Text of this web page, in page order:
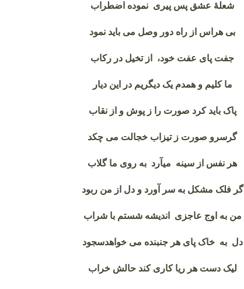
شعلهٔ عشق پس پیری نموده اضطراب
بی‌ هراس از راه دور وصل می‌ باید نمود
جفت پای عفت خود، از تخیل در رکاب
ما کلیم و همدم یک دیگریم در این دیار
پاک باید کرد صورت را ز پوش و از نقاب
گر سر و صورت ز تیزاب خجالت می‌ چکد
هر نفس از سینه میآرد به روی ما گلاب
گر فلک مشکل به سر آورد و دل از من ربود
من به اوج عاجزی اندیشه شستم با شراب
دل به خاک پای هر جنبنده می‌ خواهدسجود
لیک دست هر ریا کاری کند حالش خراب